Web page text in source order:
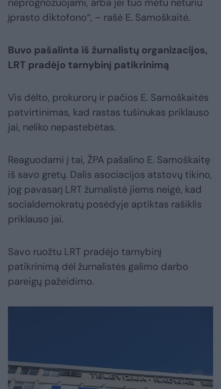
įprasto diktofono“, – rašė E. Samoškaitė.
Buvo pašalinta iš žurnalistų organizacijos,
LRT pradėjo tarnybinį patikrinimą
Vis dėlto, prokurorų ir pačios E. Samoškaitės
patvirtinimas, kad rastas tušinukas priklauso
jai, neliko nepastebėtas.
Reaguodami į tai, ŽPA pašalino E. Samoškaitę
iš savo gretų. Dalis asociacijos atstovų tikino,
jog pavasarį LRT žurnalistė jiems neigė, kad
socialdemokratų posėdyje aptiktas rašiklis
priklauso jai.
Savo ruožtu LRT pradėjo tarnybinį
patikrinimą dėl žurnalistės galimo darbo
pareigų pažeidimo.